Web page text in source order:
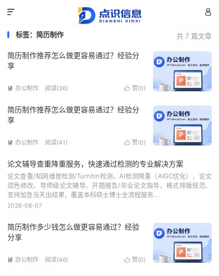


共 7 篇文章
标签：简历制作
简历制作推荐怎么做更容易通过？经验分
享
 赞(0)
 办公制作 阅读(36)
简历制作推荐怎么做更容易通过？经验分
享
 赞(0)
 办公制作 阅读(41)
论文辅导查重降重服务，快速通过检测的专业解决方案
论文查重/知网维普检测/Turnitin检测、AI检测降重（AIGC优化）、论文
润色修改、导师级论文辅导、开题报告/毕业论文指导、格式排版规范、
支持加急当天出结果，覆盖本科硕士博士全流程服务...
2026-08-07
简历制作多少钱怎么做更容易通过？经验
分享
 赞(0)
 办公制作 阅读(46)